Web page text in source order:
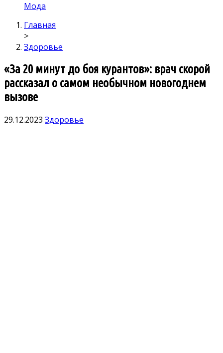
Мода
Главная
>
Здоровье
«За 20 минут до боя курантов»: врач скорой
рассказал о самом необычном новогоднем
вызове
29.12.2023 Здоровье